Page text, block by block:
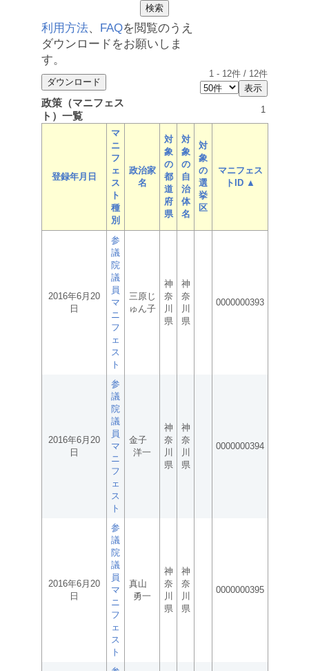
利用方法、 FAQを閲覧のうえ
ダウンロードをお願いしま
す。
1 - 12件 / 12件
政策（マニフェス
ト）一覧
1
登録年月日
マ
ニ
フ
ェ
ス
ト
種
別
政治家
名
対
象
の
都
道
府
県
対
象
の
自
治
体
名
対
象
の
選
挙
区
マニフェス
トID ▲
2016年6月20
日
参
議
院
議
員
マ
ニ
フ
ェ
ス
ト
三原じ
ゅん子
神
奈
川
県
神
奈
川
県
0000000393
2016年6月20
日
参
議
院
議
員
マ
ニ
フ
ェ
ス
ト
金子
洋一
神
奈
川
県
神
奈
川
県
0000000394
2016年6月20
日
参
議
院
議
員
マ
ニ
フ
ェ
ス
ト
真山
勇一
神
奈
川
県
神
奈
川
県
0000000395